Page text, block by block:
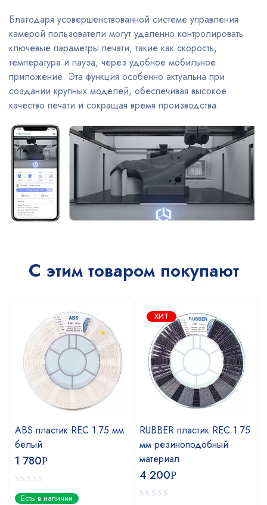
Благодаря усовершенствованной системе управления
камерой пользователи могут удаленно контролировать
ключевые параметры печати, такие как скорость,
температура и пауза, через удобное мобильное
приложение. Эта функция особенно актуальна при
создании крупных моделей, обеспечивая высокое
качество печати и сокращая время производства.
С этим товаром покупают
ABS пластик REC 1.75 мм
белый
1 780Р
Есть в наличии
ХИТ
RUBBER пластик REC 1.75
мм резиноподобный
материал
4 200Р